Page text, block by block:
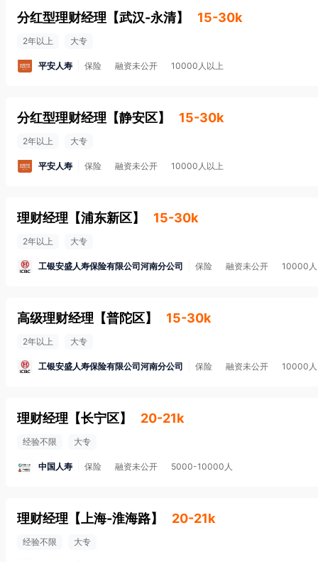
分红型理财经理 【武汉-永清】 15-30k
2年以上 大专
平安人寿 保险 融资未公开 10000人以上
分红型理财经理 【静安区】 15-30k
2年以上 大专
平安人寿 保险 融资未公开 10000人以上
理财经理 【浦东新区】 15-30k
2年以上 大专
工银安盛人寿保险有限公司河南分公司 保险 融资未公开 10000
高级理财经理 【普陀区】 15-30k
2年以上 大专
工银安盛人寿保险有限公司河南分公司 保险 融资未公开 10000
理财经理 【长宁区】 20-21k
经验不限 大专
中国人寿 保险 融资未公开 5000-10000人
理财经理 【 上海-淮海路】 20-21k
经验不限 大专